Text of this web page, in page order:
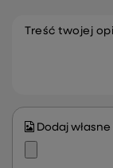
Treść twojej
Dodaj